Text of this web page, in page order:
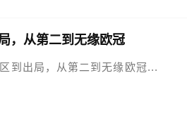
，从第二到无缘欧冠
到出局，从第二到无缘欧冠...